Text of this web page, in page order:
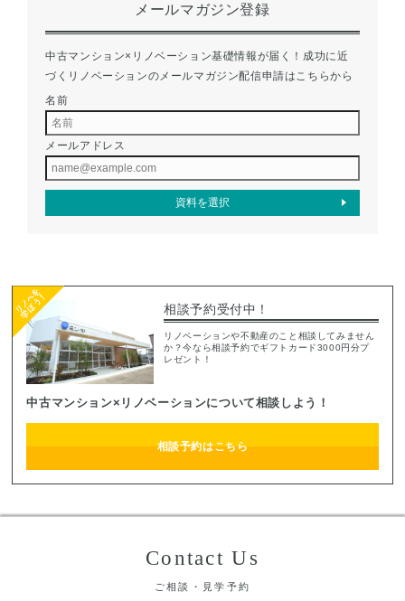
メールマガジン登録
中古マンション×リノベーション基礎情報が届く！成功に近
づくリノベーションのメールマガジン配信申請はこちらから
名前
メールアドレス
相談予約受付中！
リノベーションや不動産のこと相談してみません
か？今なら相談予約でギフトカード3000円分プ
レゼント！
中古マンション×リノベーションについて相談しよう！
相談予約はこちら
Contact Us
ご相談・見学予約